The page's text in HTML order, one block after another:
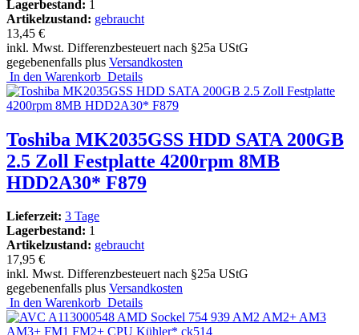
Lagerbestand: 1
Artikelzustand: gebraucht
13,45 €
inkl. Mwst. Differenzbesteuert nach §25a UStG
gegebenenfalls plus Versandkosten
In den Warenkorb Details
Toshiba MK2035GSS HDD SATA 200GB
2.5 Zoll Festplatte 4200rpm 8MB
HDD2A30* F879
Lieferzeit: 3 Tage
Lagerbestand: 1
Artikelzustand: gebraucht
17,95 €
inkl. Mwst. Differenzbesteuert nach §25a UStG
gegebenenfalls plus Versandkosten
In den Warenkorb Details